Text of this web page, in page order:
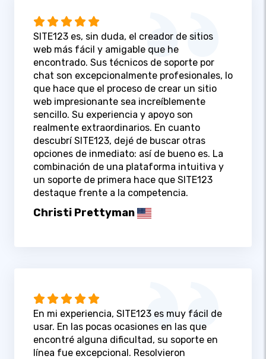
SITE123 es, sin duda, el creador de sitios
web más fácil y amigable que he
encontrado. Sus técnicos de soporte por
chat son excepcionalmente profesionales, lo
que hace que el proceso de crear un sitio
web impresionante sea increíblemente
sencillo. Su experiencia y apoyo son
realmente extraordinarios. En cuanto
descubrí SITE123, dejé de buscar otras
opciones de inmediato: así de bueno es. La
combinación de una plataforma intuitiva y
un soporte de primera hace que SITE123
destaque frente a la competencia.
Christi Prettyman
En mi experiencia, SITE123 es muy fácil de
usar. En las pocas ocasiones en las que
encontré alguna dificultad, su soporte en
línea fue excepcional. Resolvieron